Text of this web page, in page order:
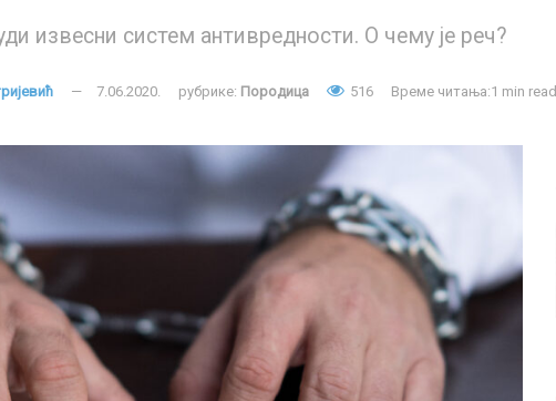
извесни систем антивредности. О чему је реч?
7.06.2020. рубрике: Породица 516 Време читања:1 min read